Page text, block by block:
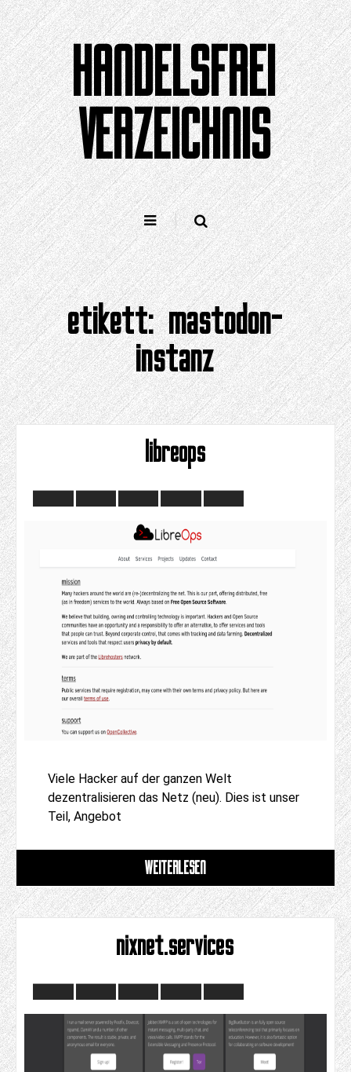
Zum
Inhalt
springen
HANDELSFREI
VERZEICHNIS
etikett:mastodon-
instanz
libreops
Viele Hacker auf der ganzen Welt
dezentralisieren das Netz (neu). Dies ist unser
Teil, Angebot
WEITERLESEN
nixnet.services